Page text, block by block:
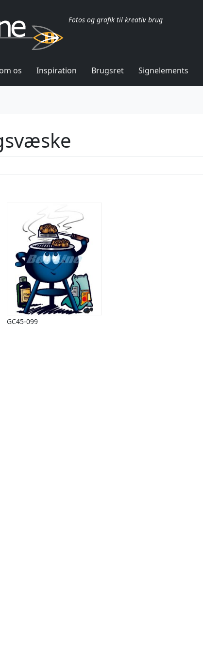
Fotos og grafik til kreativ brug
os Inspiration Brugsret Signelements
GC45-099